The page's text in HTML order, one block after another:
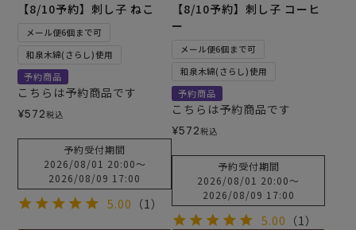
【8/10予約】刺し子 ねこ
メール便6個まで可
和泉木綿(さらし)使用
予約商品
こちらは予約商品です
¥572税込
予約受付期間
2026/08/01 20:00〜
2026/08/09 17:00
5.00 （1）
【8/10予約】刺し子 コーヒ
ー
メール便6個まで可
和泉木綿(さらし)使用
予約商品
こちらは予約商品です
¥572税込
予約受付期間
2026/08/01 20:00〜
2026/08/09 17:00
5.00 （1）